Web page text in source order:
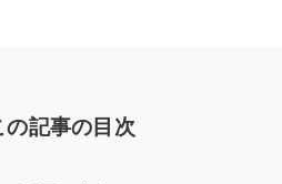
の記事の目次